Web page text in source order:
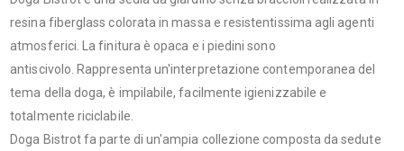
resina fiberglass colorata in massa e resistentissima agli agenti
atmosferici. La finitura è opaca e i piedini sono
antiscivolo. Rappresenta un'interpretazione contemporanea del
tema della doga,‎ è impilabile, facilmente igienizzabile e
totalmente riciclabile.‎
Doga Bistrot fa parte di un'ampia collezione composta da sedute